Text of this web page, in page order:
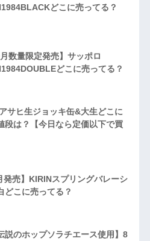
どこに売ってる？
数量限定発売】サッポロ
どこに売ってる？
サヒ生ジョッキ缶&大生どこに
段は？【今日なら定価以下で買
発売】KIRINスプリングバレーシ
どこに売ってる？
説のホップソラチエース使用】8